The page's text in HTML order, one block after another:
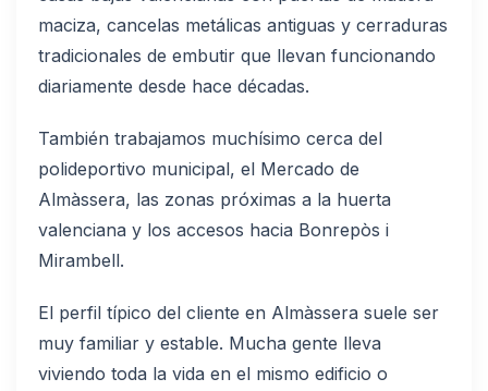
maciza, cancelas metálicas antiguas y cerraduras
tradicionales de embutir que llevan funcionando
diariamente desde hace décadas.
También trabajamos muchísimo cerca del
polideportivo municipal, el Mercado de
Almàssera, las zonas próximas a la huerta
valenciana y los accesos hacia Bonrepòs i
Mirambell.
El perfil típico del cliente en Almàssera suele ser
muy familiar y estable. Mucha gente lleva
viviendo toda la vida en el mismo edificio o